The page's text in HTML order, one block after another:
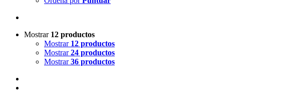
Mostrar 12 productos
Mostrar 12 productos
Mostrar24 productos
Mostrar36 productos